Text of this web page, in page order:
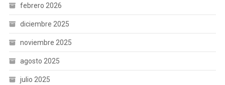
febrero 2026
diciembre 2025
noviembre 2025
agosto 2025
julio 2025